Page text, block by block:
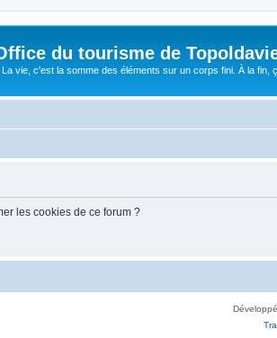
du tourisme de
La vie, c'est la somme des éléments sur un corps fini. À la fin,
les cookies de ce forum ?